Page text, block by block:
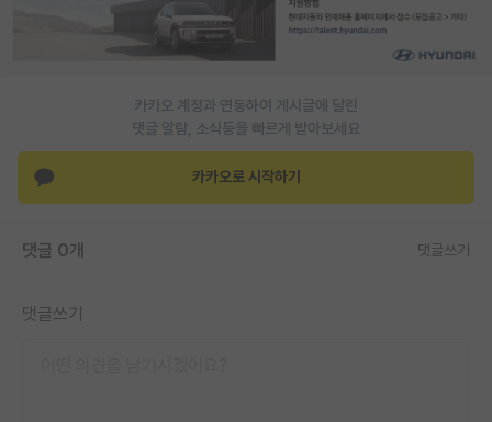
인문사회 계열 게시판
반도체/AI 게시판
장학금/장학생 게시판
홍보 게시판
커리어
카카오 계정과 연동하여 게시글에 달린
댓글 알람, 소식등을 빠르게 받아보세요
카카오로 시작하기
댓글 0개 댓글쓰기
댓글쓰기